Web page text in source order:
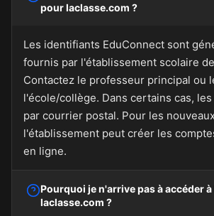
pour laclasse.com ?
Les identifiants EduConnect sont
fournis par l'établissement scolaire
Contactez le professeur principal ou
l'école/collège. Dans certains cas,
par courrier postal. Pour les
l'établissement peut créer les
en ligne.
Pourquoi je n'arrive pas à accéder
laclasse.com ?